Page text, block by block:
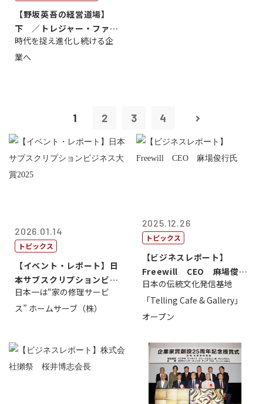
【野坂英吾の経営道場】
下 ／トレジャー・ファク
トリー社長野坂...
時代を捉え進化し続ける企
業へ
1 2 3 4
2026.01.14
トピックス
【イベント・レポート】日
本サブスクリプションビジ
ネス大賞20...
日本一は“家の修理サービ
ス” ホームサーブ（株）
2025.12.26
トピックス
【ビジネスレポート】
Freewill CEO 麻場俊行
氏
日本の伝統文化発信基地
「Telling Cafe & Gallery」
オープン